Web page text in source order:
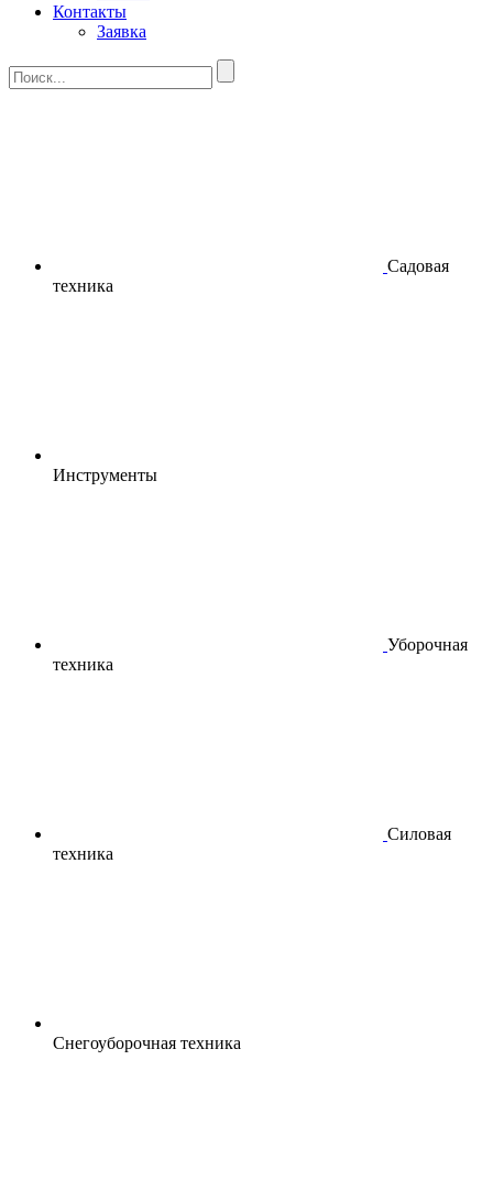
Контакты
Заявка
Садовая
техника
Инструменты
Уборочная
техника
Силовая
техника
Снегоуборочная техника